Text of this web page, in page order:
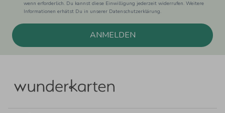
wenn erforderlich. Du kannst diese Einwilligung jederzeit widerrufen. Weitere
Informationen erhätst Du in unserer Datenschutzerklärung.
ANMELDEN